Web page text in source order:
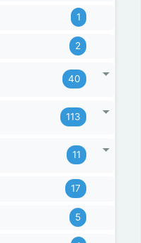
1
2
40
113
11
17
5